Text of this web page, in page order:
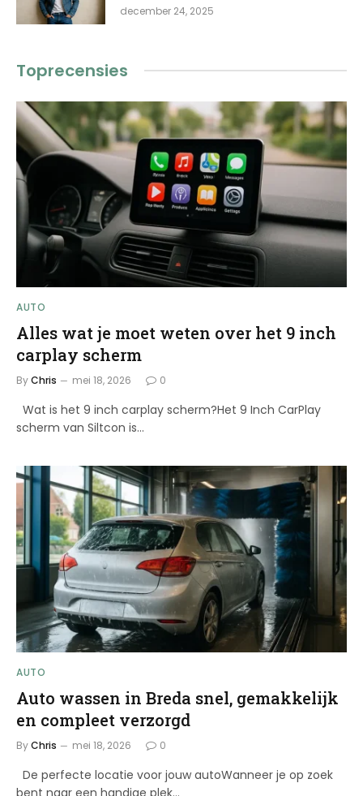
december 24, 2025
Toprecensies
AUTO
Alles wat je moet weten over het 9 inch
carplay scherm
ByChris mei 18, 2026 0
Wat is het 9 inch carplay scherm?Het 9 Inch CarPlay
scherm van Siltcon is…
AUTO
Auto wassen in Breda snel, gemakkelijk
en compleet verzorgd
ByChris mei 18, 2026 0
De perfecte locatie voor jouw autoWanneer je op zoek
bent naar een handige plek…